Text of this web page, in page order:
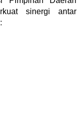
sinergi antar